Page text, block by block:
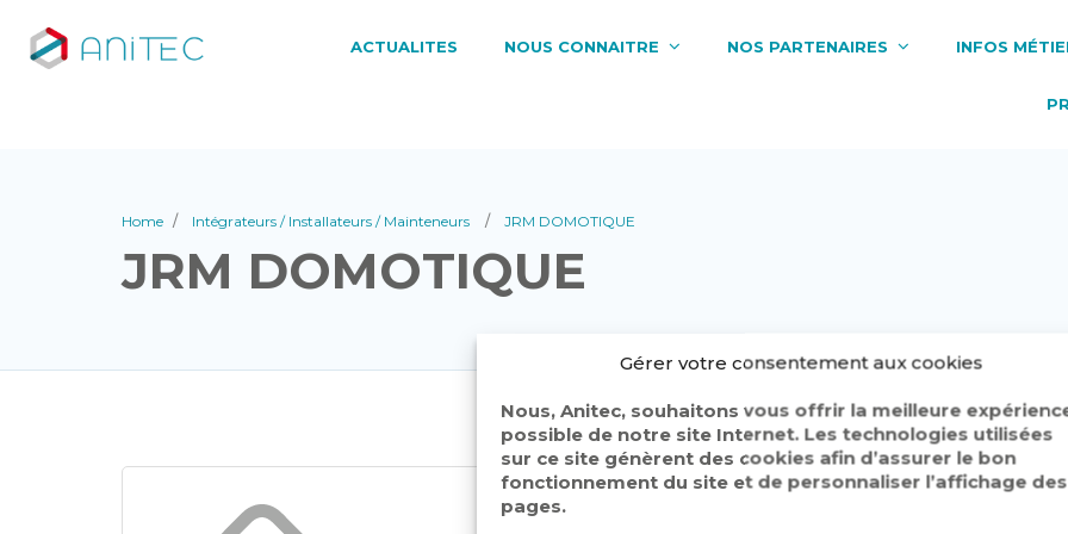
Gérer votre consentement aux cookies
Nous, Anitec, souhaitons vous offrir la meilleure
possible de notre site Internet. Les technologies utilisées
sur ce site génèrent des cookies afin d’assurer le bon
fonctionnement du site et de personnaliser l’affichage des
pages.
ACTUALITES NOUS CONNAITRE NOS PARTENAIRES INFOS
Home Intégrateurs / Installateurs / Mainteneurs JRM DOMOTIQUE
JRM DOMOTIQUE